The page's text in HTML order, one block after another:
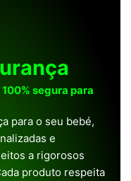
segura para
para o seu bebé,
e
a rigorosos
produto respeita